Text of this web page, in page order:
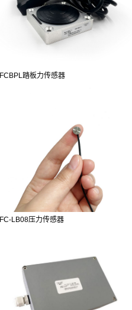
FCBPL踏板力传感器
FC-LB08压力传感器